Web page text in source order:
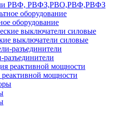
РВФ, РВФЗ,РВО,РВФ,РВФЗ
оборудование
выключатели cиловые
мощности